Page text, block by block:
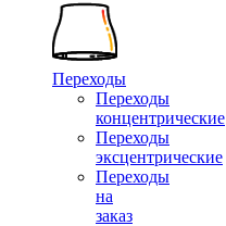
Переходы
Переходы
концентрические
Переходы
эксцентрические
Переходы
на
заказ